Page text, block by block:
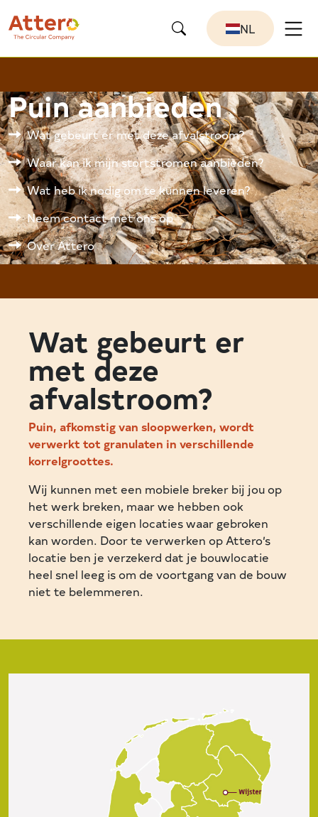
NL
Puin aanbieden
Wat gebeurt er met deze afvalstroom?
Waar kan ik mijn stortstromen aanbieden?
Wat heb ik nodig om te kunnen leveren?
Neem contact met ons op
Over Attero
Wat gebeurt er
met deze
afvalstroom?
Puin, afkomstig van sloopwerken, wordt
verwerkt tot granulaten in verschillende
korrelgroottes.
Wij kunnen met een mobiele breker bij jou op
het werk breken, maar we hebben ook
verschillende eigen locaties waar gebroken
kan worden. Door te verwerken op Attero’s
locatie ben je verzekerd dat je bouwlocatie
heel snel leeg is om de voortgang van de bouw
niet te belemmeren.